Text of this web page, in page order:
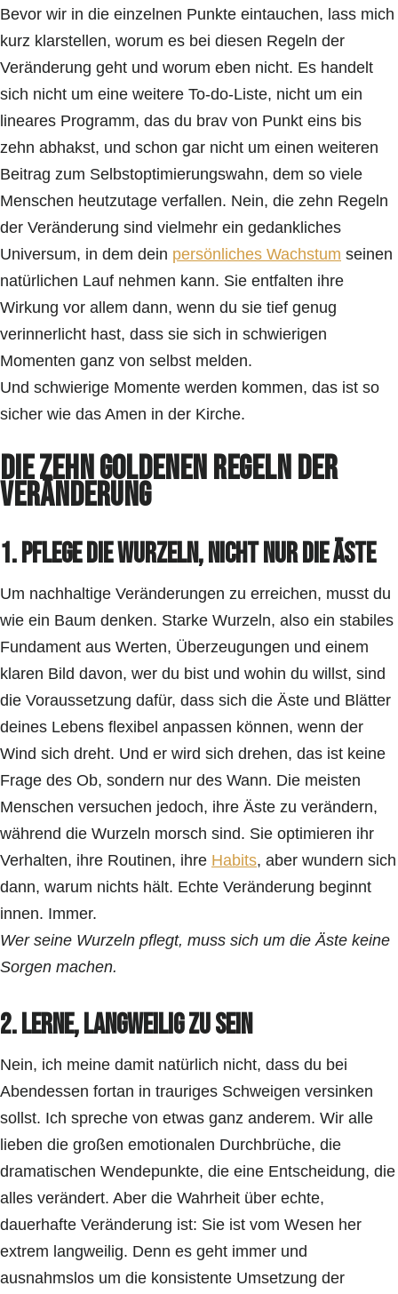
Bevor wir in die einzelnen Punkte eintauchen, lass mich
kurz klarstellen, worum es bei diesen Regeln der
Veränderung geht und worum eben nicht. Es handelt
sich nicht um eine weitere To-do-Liste, nicht um ein
lineares Programm, das du brav von Punkt eins bis
zehn abhakst, und schon gar nicht um einen weiteren
Beitrag zum Selbstoptimierungswahn, dem so viele
Menschen heutzutage verfallen. Nein, die zehn Regeln
der Veränderung sind vielmehr ein gedankliches
Universum, in dem dein persönliches Wachstum seinen
natürlichen Lauf nehmen kann. Sie entfalten ihre
Wirkung vor allem dann, wenn du sie tief genug
verinnerlicht hast, dass sie sich in schwierigen
Momenten ganz von selbst melden.
Und schwierige Momente werden kommen, das ist so
sicher wie das Amen in der Kirche.
Die zehn goldenen Regeln der
Veränderung
1. Pflege die Wurzeln, nicht nur die Äste
Um nachhaltige Veränderungen zu erreichen, musst du
wie ein Baum denken. Starke Wurzeln, also ein stabiles
Fundament aus Werten, Überzeugungen und einem
klaren Bild davon, wer du bist und wohin du willst, sind
die Voraussetzung dafür, dass sich die Äste und Blätter
deines Lebens flexibel anpassen können, wenn der
Wind sich dreht. Und er wird sich drehen, das ist keine
Frage des Ob, sondern nur des Wann. Die meisten
Menschen versuchen jedoch, ihre Äste zu verändern,
während die Wurzeln morsch sind. Sie optimieren ihr
Verhalten, ihre Routinen, ihre Habits, aber wundern sich
dann, warum nichts hält. Echte Veränderung beginnt
innen. Immer.
Wer seine Wurzeln pflegt, muss sich um die Äste keine
Sorgen machen.
2. Lerne, langweilig zu sein
Nein, ich meine damit natürlich nicht, dass du bei
Abendessen fortan in trauriges Schweigen versinken
sollst. Ich spreche von etwas ganz anderem. Wir alle
lieben die großen emotionalen Durchbrüche, die
dramatischen Wendepunkte, die eine Entscheidung, die
alles verändert. Aber die Wahrheit über echte,
dauerhafte Veränderung ist: Sie ist vom Wesen her
extrem langweilig. Denn es geht immer und
ausnahmslos um die konsistente Umsetzung der